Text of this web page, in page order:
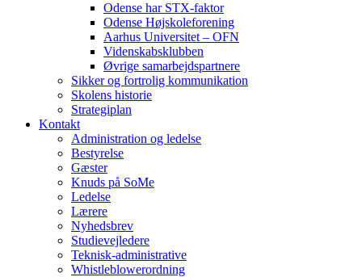
Odense har STX-faktor
Odense Højskoleforening
Aarhus Universitet – OFN
Videnskabsklubben
Øvrige samarbejdspartnere
Sikker og fortrolig kommunikation
Skolens historie
Strategiplan
Kontakt
Administration og ledelse
Bestyrelse
Gæster
Knuds på SoMe
Ledelse
Lærere
Nyhedsbrev
Studievejledere
Teknisk-administrative
Whistleblowerordning